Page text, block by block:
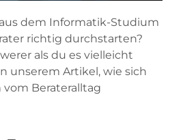
dem Informatik-Studium
richtig durchstarten?
als du es vielleicht
unserem Artikel, wie sich
Berateralltag